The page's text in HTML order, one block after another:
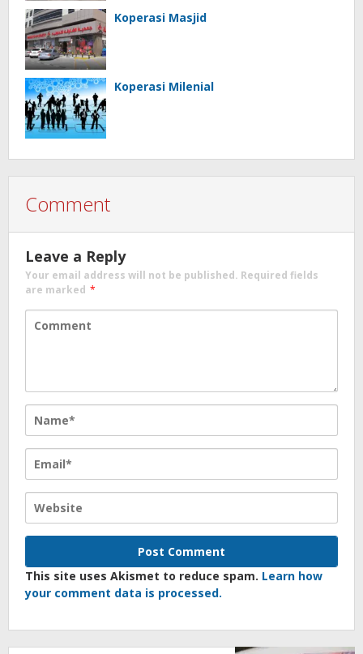
Koperasi Masjid
Koperasi Milenial
Comment
Leave a Reply
Your email address will not be published. Required fields
are marked *
This site uses Akismet to reduce spam. Learn how
your comment data is processed.